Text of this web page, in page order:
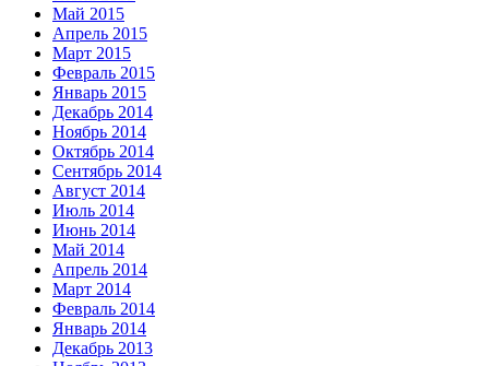
Май 2015
Апрель 2015
Март 2015
Февраль 2015
Январь 2015
Декабрь 2014
Ноябрь 2014
Октябрь 2014
Сентябрь 2014
Август 2014
Июль 2014
Июнь 2014
Май 2014
Апрель 2014
Март 2014
Февраль 2014
Январь 2014
Декабрь 2013